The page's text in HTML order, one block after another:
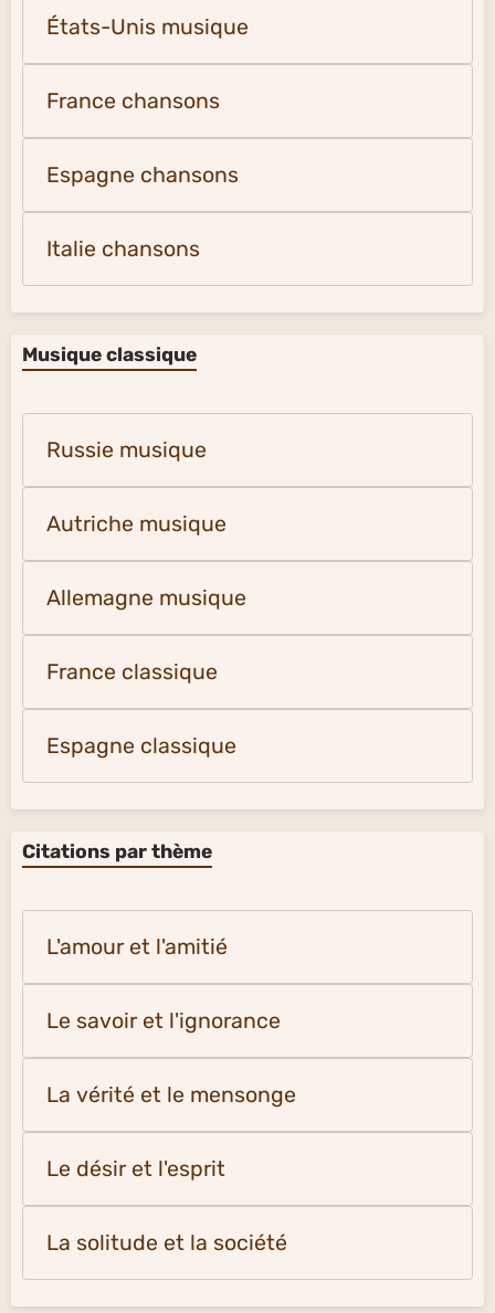
États-Unis musique
France chansons
Espagne chansons
Italie chansons
Musique classique
Russie musique
Autriche musique
Allemagne musique
France classique
Espagne classique
Citations par thème
L'amour et l'amitié
Le savoir et l'ignorance
La vérité et le mensonge
Le désir et l'esprit
La solitude et la société